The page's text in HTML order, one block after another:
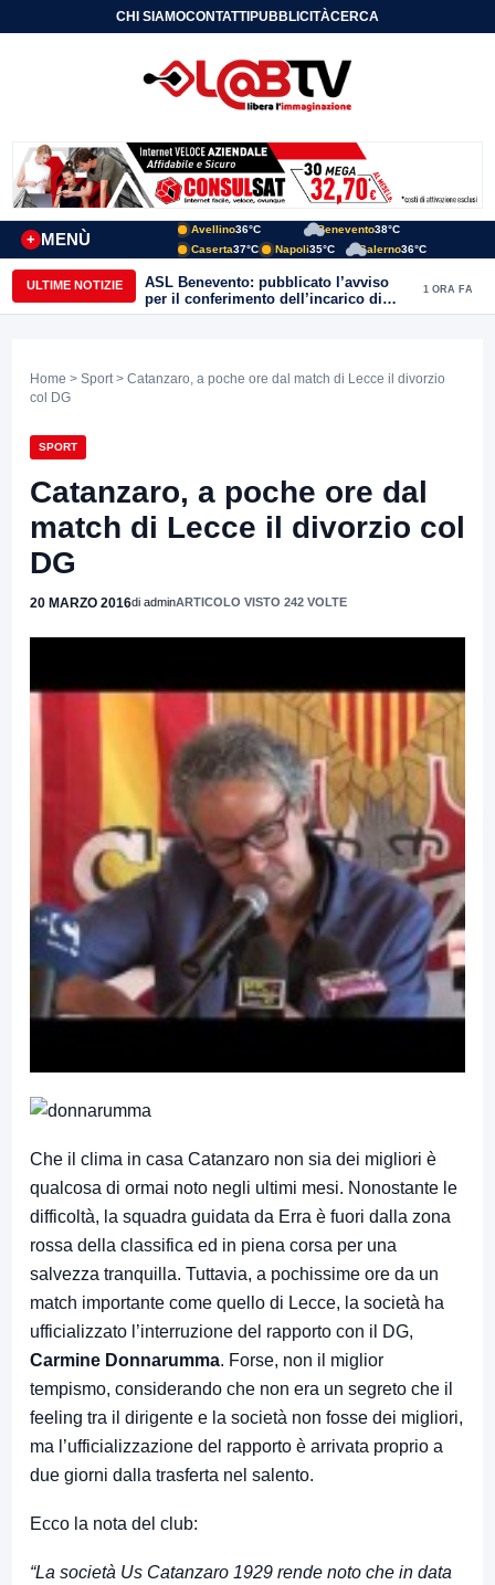
CHI SIAMOCONTATTIPUBBLICITÀCERCA
MENÙ
+
Avellino36°C Benevento38°C
Caserta37°C Napoli35°C Salerno36°C
ULTIME NOTIZIE
ASL Benevento: pubblicato l’avviso
per il conferimento dell’incarico di
Direttore della Unità Operativa
1 ORA FA
Home > Sport > Catanzaro, a poche ore dal match di Lecce il divorzio
col DG
SPORT
Catanzaro, a poche ore dal
match di Lecce il divorzio col
DG
20 MARZO 2016di adminARTICOLO VISTO 242 VOLTE
Che il clima in casa Catanzaro non sia dei migliori è
qualcosa di ormai noto negli ultimi mesi. Nonostante le
difficoltà, la squadra guidata da Erra è fuori dalla zona
rossa della classifica ed in piena corsa per una
salvezza tranquilla. Tuttavia, a pochissime ore da un
match importante come quello di Lecce, la società ha
ufficializzato l’interruzione del rapporto con il DG,
Carmine Donnarumma. Forse, non il miglior
tempismo, considerando che non era un segreto che il
feeling tra il dirigente e la società non fosse dei migliori,
ma l’ufficializzazione del rapporto è arrivata proprio a
due giorni dalla trasferta nel salento.
Ecco la nota del club:
“La società Us Catanzaro 1929 rende noto che in data